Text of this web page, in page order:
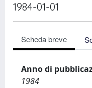
1984-01-01
Scheda breve
Anno di
1984